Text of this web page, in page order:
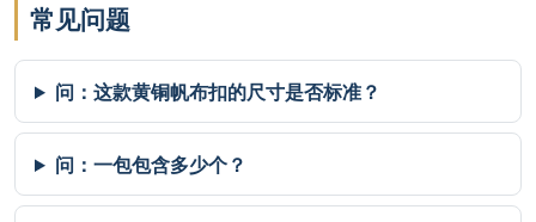
常见问题
问：这款黄铜帆布扣的尺寸是否标准？
问：一包包含多少个？